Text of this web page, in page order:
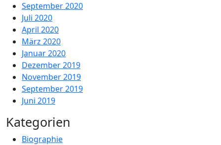
September 2020
Juli 2020
April 2020
März 2020
Januar 2020
Dezember 2019
November 2019
September 2019
Juni 2019
Kategorien
Biographie